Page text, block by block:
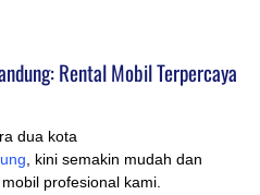
Rental Mobil Terpercaya
dua kota
, kini semakin mudah dan
profesional kami.